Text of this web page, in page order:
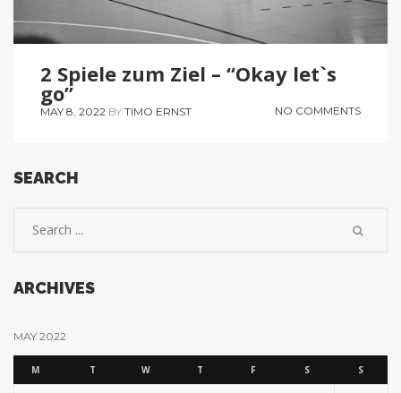
2 Spiele zum Ziel – “Okay let`s
go”
MAY 8, 2022 BY TIMO ERNST NO COMMENTS
SEARCH
ARCHIVES
MAY 2022
M T W T F S S